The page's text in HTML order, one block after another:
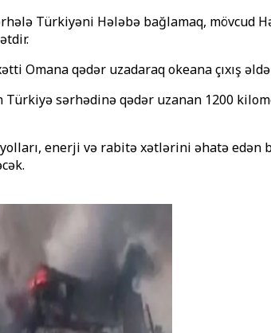
Türkiyəni Hələbə bağlamaq, mövcud
Omana qədər uzadaraq okeana çıxış
Türkiyə sərhədinə qədər uzanan 1200
enerji və rabitə xətlərini əhatə